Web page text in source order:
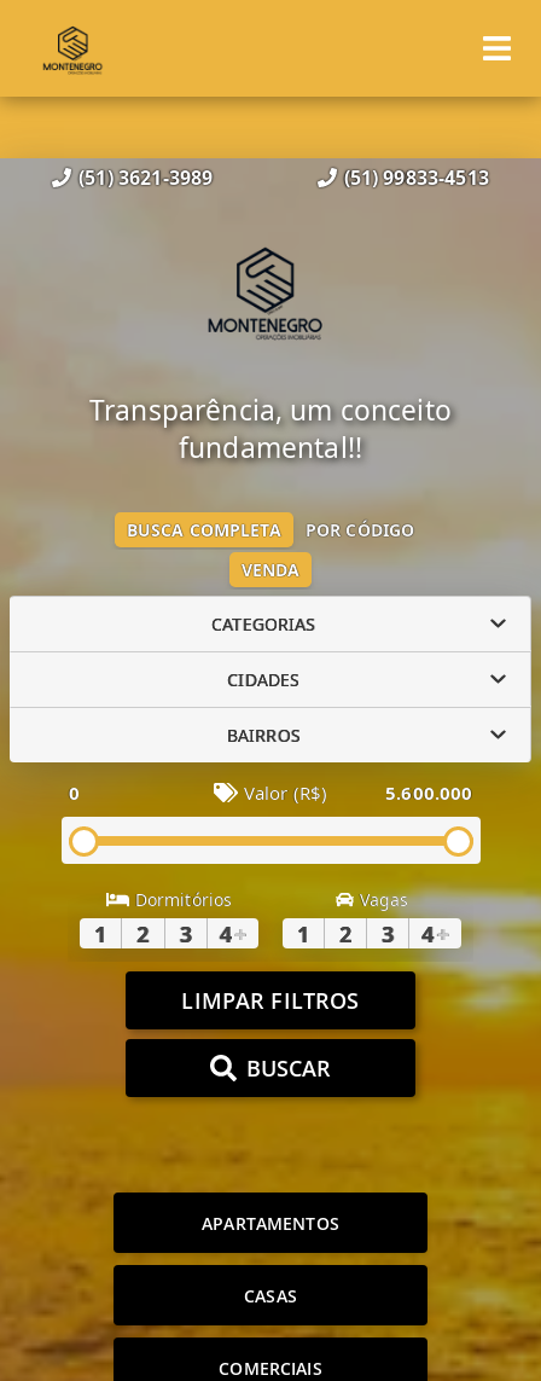
(51) 3621-3989 (51) 99833-4513
Transparência, um conceito
fundamental!!
VENDA
BUSCA COMPLETA POR CÓDIGO
CATEGORIAS
CIDADES
BAIRROS
0 Valor (R$) 5.600.000
Dormitórios
1 2 3 4+
Vagas
1 2 3 4+
LIMPAR FILTROS
BUSCAR
APARTAMENTOS
CASAS
COMERCIAIS